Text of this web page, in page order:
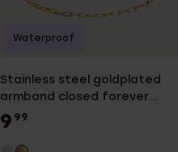
Stainless steel goldplated
armband closed forever
2mm
9 99
Waterproof